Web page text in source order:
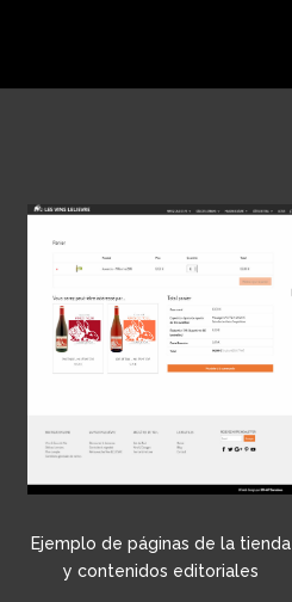
Ejemplo de páginas de la tienda
y contenidos editoriales